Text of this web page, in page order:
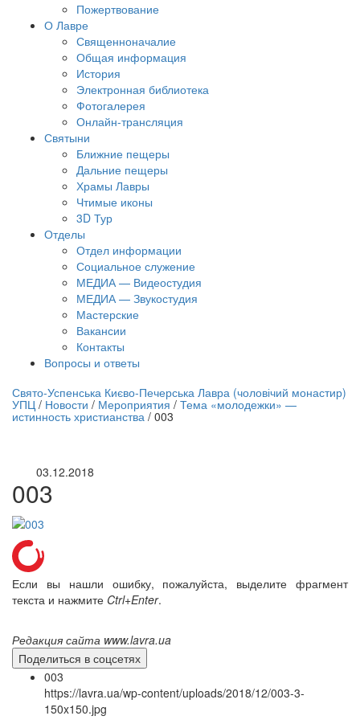
Пожертвование
О Лавре
Священноначалие
Общая информация
История
Электронная библиотека
Фотогалерея
Онлайн-трансляция
Святыни
Ближние пещеры
Дальние пещеры
Храмы Лавры
Чтимые иконы
3D Тур
Отделы
Отдел информации
Социальное служение
МЕДИА — Видеостудия
МЕДИА — Звукостудия
Мастерские
Вакансии
Контакты
Вопросы и ответы
трансляция | 12 сентября
трансляции
Свято-Успенська Києво-Печерська Лавра (чоловічий монастир)
УПЦ / Новости / Мероприятия / Тема «молодежки» —
истинность христианства / 003
03.12.2018
003
Если вы нашли ошибку, пожалуйста, выделите фрагмент
текста и нажмите Ctrl+Enter.
Редакция сайта www.lavra.ua
Поделиться в соцсетях
003
https://lavra.ua/wp-content/uploads/2018/12/003-3-
150x150.jpg